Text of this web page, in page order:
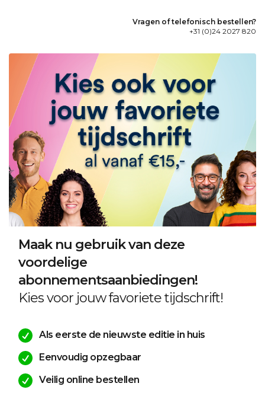
Vragen of telefonisch bestellen?
+31 (0)24 2027 820
Maak nu gebruik van deze
voordelige
abonnementsaanbiedingen!
Kies voor jouw favoriete tijdschrift!
Als eerste de nieuwste editie in huis
Eenvoudig opzegbaar
Veilig online bestellen